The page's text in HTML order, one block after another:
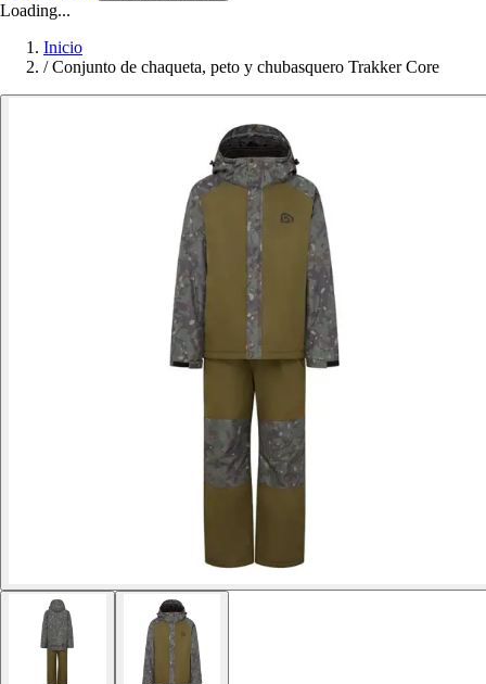
Loading...
Inicio
/ Conjunto de chaqueta, peto y chubasquero Trakker Core